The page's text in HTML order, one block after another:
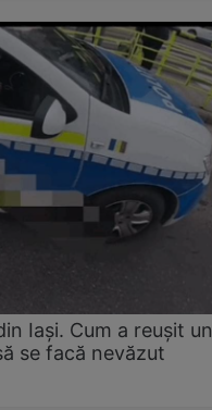
Iași. Cum a reușit un
se facă nevăzut